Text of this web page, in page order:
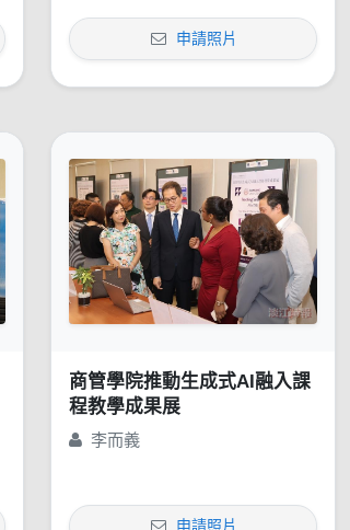
申請照片
商管學院推動生成式AI融入課
程教學成果展
李而義
申請照片